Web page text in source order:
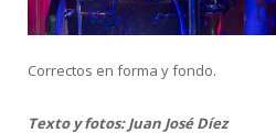
Correctos en forma y fondo.
Texto y fotos: Juan José Díez